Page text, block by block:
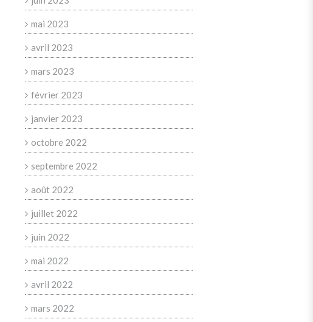
mai 2023
avril 2023
mars 2023
février 2023
janvier 2023
octobre 2022
septembre 2022
août 2022
juillet 2022
juin 2022
mai 2022
avril 2022
mars 2022